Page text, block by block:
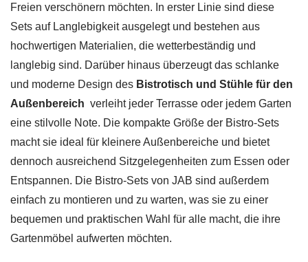
Freien verschönern möchten. In erster Linie sind diese
Sets auf Langlebigkeit ausgelegt und bestehen aus
hochwertigen Materialien, die wetterbeständig und
langlebig sind. Darüber hinaus überzeugt das schlanke
und moderne Design des Bistrotisch und Stühle für den
Außenbereich verleiht jeder Terrasse oder jedem Garten
eine stilvolle Note. Die kompakte Größe der Bistro-Sets
macht sie ideal für kleinere Außenbereiche und bietet
dennoch ausreichend Sitzgelegenheiten zum Essen oder
Entspannen. Die Bistro-Sets von JAB sind außerdem
einfach zu montieren und zu warten, was sie zu einer
bequemen und praktischen Wahl für alle macht, die ihre
Gartenmöbel aufwerten möchten.